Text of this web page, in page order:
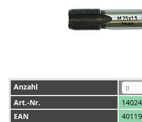
Anzahl
Art.-Nr.
EAN